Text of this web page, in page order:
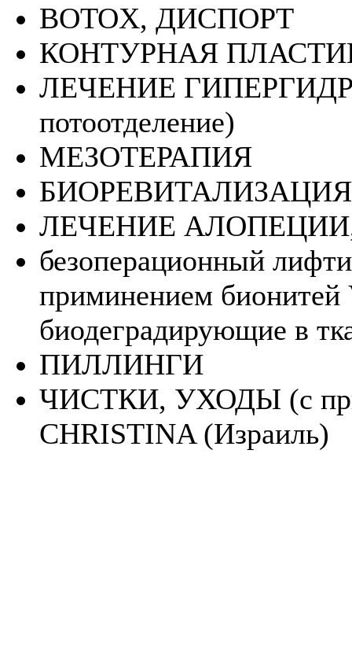
BOTOX, ДИСПОРТ
КОНТУРНАЯ
ЛЕЧЕНИЕ
потоотделение)
МЕЗОТЕРАПИЯ
БИОРЕВИТАЛИЗАЦИЯ
ЛЕЧЕНИЕ
безоперационный
приминением бионитей
биодеградирующие в
ПИЛЛИНГИ
ЧИСТКИ, УХОДЫ (с
CHRISTINA (Израиль)